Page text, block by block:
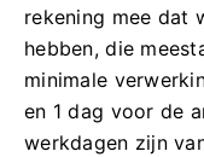
rekening mee dat
hebben, die
minimale
en 1 dag voor de
werkdagen zijn